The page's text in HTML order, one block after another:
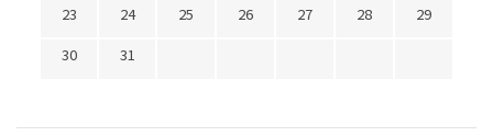
23
24 25 26 27 28
29
30
31